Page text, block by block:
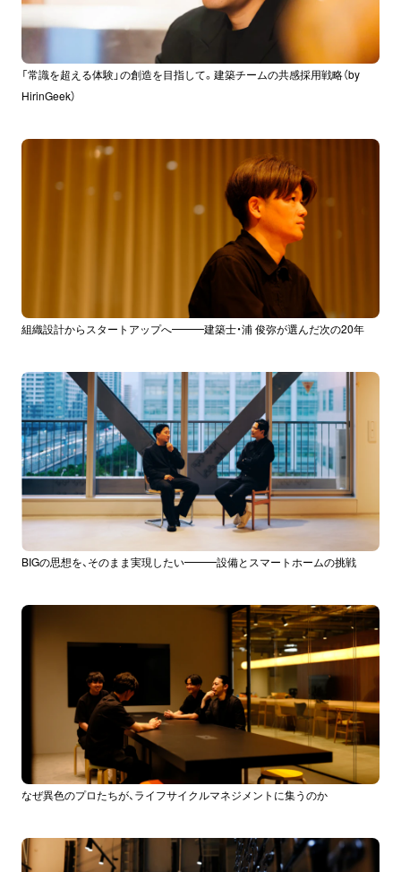
「常識を超える体験」の創造を目指して。建築チームの共感採用戦略（by
HirinGeek）
組織設計からスタートアップへ━━━建築士・浦 俊弥が選んだ次の20年
BIGの思想を、そのまま実現したい━━━設備とスマートホームの挑戦
なぜ異色のプロたちが、ライフサイクルマネジメントに集うのか